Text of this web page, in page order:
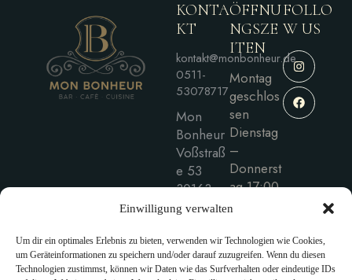
Einwilligung verwalten
Um dir ein optimales Erlebnis zu bieten, verwenden wir Technologien wie Cookies,
um Geräteinformationen zu speichern und/oder darauf zuzugreifen. Wenn du diesen
Technologien zustimmst, können wir Daten wie das Surfverhalten oder eindeutige IDs
KONTA
KT
kontakt@monbonheur.de
0511-
53078717
Mon
Bonheur
Voßstraß
e 53
30163
Hannove
ÖFFNU
NGSZE
ITEN
Montag
geschlos
sen
Dienstag
–
Donnerst
ag 17:00
– 0:00
Samstag
17:00 –
FOLLO
W US